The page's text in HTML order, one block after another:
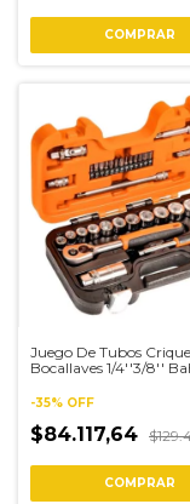
Juego De Tubos Crique
Bocallaves 1/4''3/8''
-35% OFF
$84.117,64